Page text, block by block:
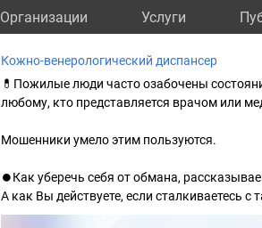
Организации Услуги
Кожно-венерологический диспансер
💊Пожилые люди часто озабочены
любому, кто представляется врачом или
Мошенники умело этим пользуются.
⏺Как уберечь себя от обмана,
А как Вы действуете, если сталкиваетесь